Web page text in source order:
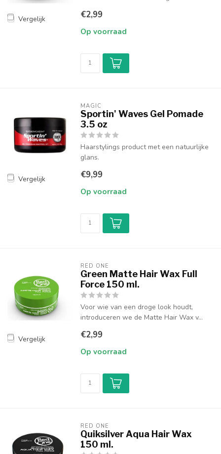
Vergelijk €2,99
Op voorraad
Vergelijk
MAGIC
Sportin' Waves Gel Pomade
3.5 oz
Haarstylings product met een natuurlijke
glans.
€9,99
Op voorraad
Vergelijk
RED ONE
Green Matte Hair Wax Full
Force 150 ml.
Voor wie van een droge look houdt,
introduceren we de Matte Hair Wax v...
€2,99
Op voorraad
RED ONE
Quiksilver Aqua Hair Wax
150 ml.